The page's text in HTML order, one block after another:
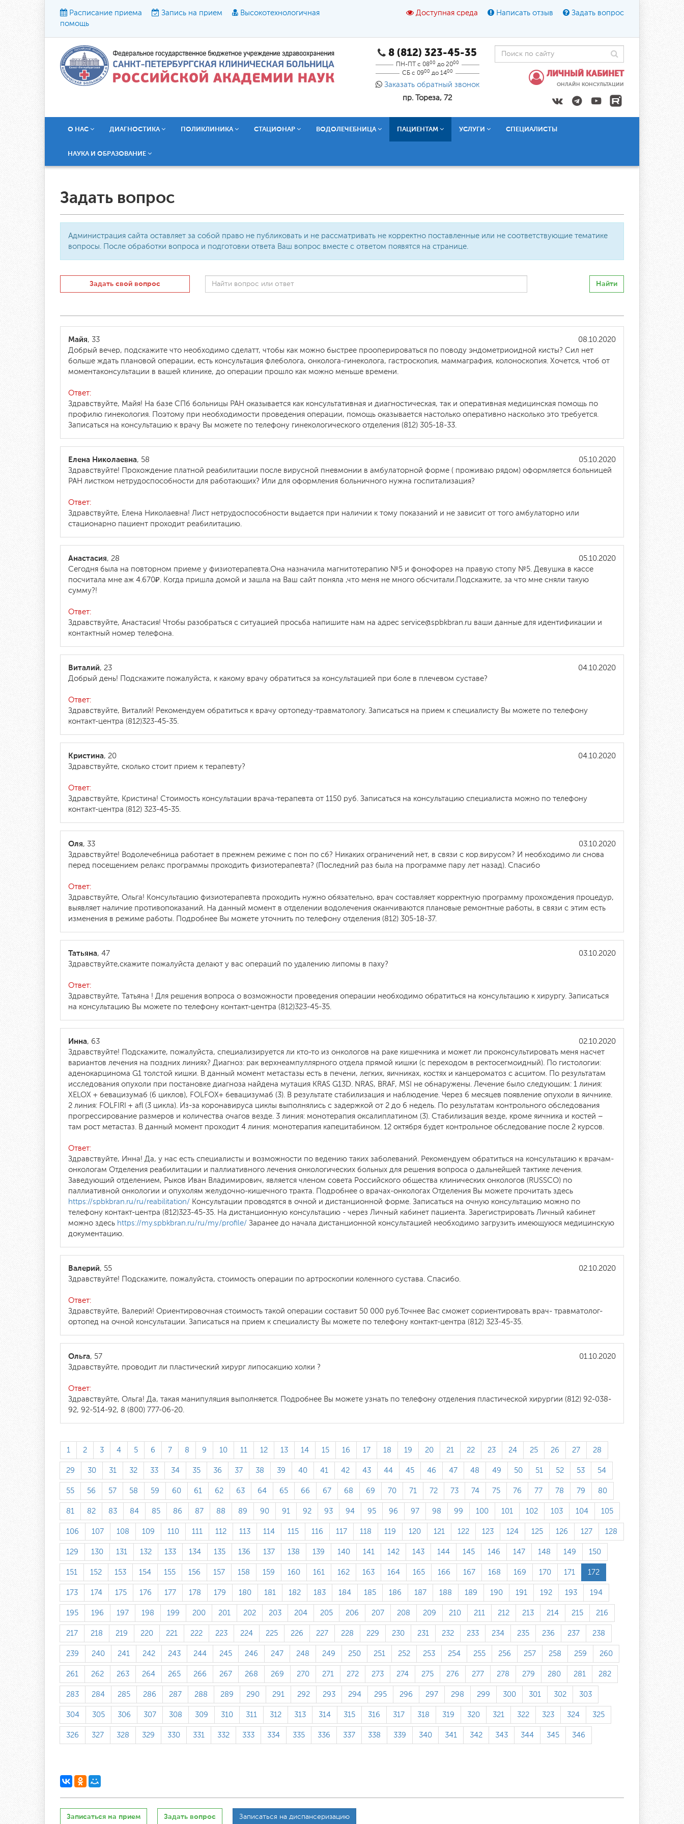
Расписание приема Запись на прием
Высокотехнологичная
помощь
Доступная среда Написать отзыв Задать вопрос
Размер шрифта: A A A
Текст: Кириллица Брайль Звук
8 (812) 323-45-35
ПН-ПТ с 0800 до 2000
СБ с 0900 до 1400
Заказать обратный звонок
пр. Тореза, 72
ЛИЧНЫЙ КАБИНЕТ
ОНЛАЙН КОНСУЛЬТАЦИИ
О НАС ДИАГНОСТИКА ПОЛИКЛИНИКА СТАЦИОНАР ВОДОЛЕЧЕБНИЦА ПАЦИЕНТАМ УСЛУГИ СПЕЦИАЛИСТЫ
НАУКА И ОБРАЗОВАНИЕ
Задать вопрос
Администрация сайта оставляет за собой право не публиковать и не рассматривать не корректно поставленные или не соответствующие тематике
вопросы. После обработки вопроса и подготовки ответа Ваш вопрос вместе с ответом появятся на странице.
Задать свой вопрос Найти
08.10.2020
Майя, 33
Добрый вечер, подскажите что необходимо сделатт, чтобы как можно быстрее прооперироваться по поводу эндометриоидной кисты? Сил нет
больше ждать плановой операции, есть консультация флеболога, онколога-гинеколога, гастроскопия, маммаграфия, колоноскопия. Хочется, чтоб от
моментаконсультации в вашей клинике, до операции прошло как можно меньше времени.
Ответ:
Здравствуйте, Майя! На базе СПб больницы РАН оказывается как консультативная и диагностическая, так и оперативная медицинская помощь по
профилю гинекология. Поэтому при необходимости проведения операции, помощь оказывается настолько оперативно насколько это требуется.
Записаться на консультацию к врачу Вы можете по телефону гинекологического отделения (812) 305-18-33.
05.10.2020
Елена Николаевна, 58
Здравствуйте! Прохождение платной реабилитации после вирусной пневмонии в амбулаторной форме ( проживаю рядом) оформляется больницей
РАН листком нетрудоспособности для работающих? Или для оформления больничного нужна госпитализация?
Ответ:
Здравствуйте, Елена Николаевна! Лист нетрудоспособности выдается при наличии к тому показаний и не зависит от того амбулаторно или
стационарно пациент проходит реабилитацию.
05.10.2020
Анастасия, 28
Сегодня была на повторном приеме у физиотерапевта.Она назначила магнитотерапию №5 и фонофорез на правую стопу №5. Девушка в кассе
посчитала мне аж 4.670₽. Когда пришла домой и зашла на Ваш сайт поняла ,что меня не много обсчитали.Подскажите, за что мне сняли такую
сумму?!
Ответ:
Здравствуйте, Анастасия! Чтобы разобраться с ситуацией просьба напишите нам на адрес service@spbkbran.ru ваши данные для идентификации и
контактный номер телефона.
04.10.2020
Виталий, 23
Добрый день! Подскажите пожалуйста, к какому врачу обратиться за консультацией при боле в плечевом суставе?
Ответ:
Здравствуйте, Виталий! Рекомендуем обратиться к врачу ортопеду-травматологу. Записаться на прием к специалисту Вы можете по телефону
контакт-центра (812)323-45-35.
04.10.2020
Кристина, 20
Здравствуйте, сколько стоит прием к терапевту?
Ответ:
Здравствуйте, Кристина! Стоимость консультации врача-терапевта от 1150 руб. Записаться на консультацию специалиста можно по телефону
контакт-центра (812) 323-45-35.
03.10.2020
Оля, 33
Здравствуйте! Водолечебница работает в прежнем режиме с пон по сб? Никаких ограничений нет, в связи с кор.вирусом? И необходимо ли снова
перед посещением релакс программы проходить физиотерапевта? (Последний раз была на программе пару лет назад). Спасибо
Ответ:
Здравствуйте, Ольга! Консультацию физиотерапевта проходить нужно обязательно, врач составляет корректную программу прохождения процедур,
выявляет наличие противопоказаний. На данный момент в отделении водолечения оканчиваются плановые ремонтные работы, в связи с этим есть
изменения в режиме работы. Подробнее Вы можете уточнить по телефону отделения (812) 305-18-37.
03.10.2020
Татьяна, 47
Здравствуйте,скажите пожалуйста делают у вас операций по удалению липомы в паху?
Ответ:
Здравствуйте, Татьяна ! Для решения вопроса о возможности проведения операции необходимо обратиться на консультацию к хирургу. Записаться
на консультацию Вы можете по телефону контакт-центра (812)323-45-35.
02.10.2020
Инна, 63
Здравствуйте! Подскажите, пожалуйста, специализируется ли кто-то из онкологов на раке кишечника и может ли проконсультировать меня насчет
вариантов лечения на поздних линиях? Диагноз: рак верхнеампуллярного отдела прямой кишки (с переходом в ректосегмоидный). По гистологии:
аденокарцинома G1 толстой кишки. В данный момент метастазы есть в печени, легких, яичниках, костях и канцероматоз с асцитом. По результатам
исследования опухоли при постановке диагноза найдена мутация KRAS G13D. NRAS, BRAF, MSI не обнаружены. Лечение было следующим: 1 линия:
XELOX + бевацизумаб (6 циклов), FOLFOX+ бевацизумаб (3). В результате стабилизация и наблюдение. Через 6 месяцев появление опухоли в яичнике.
2 линия: FOLFIRI + afl (3 цикла). Из-за коронавируса циклы выполнялись с задержкой от 2 до 6 недель. По результатам контрольного обследования
прогрессирование размеров и количества очагов везде. 3 линия: монотерапия оксалиплатином (3). Стабилизация везде, кроме яичника и костей –
там рост метастаз. В данный момент проходит 4 линия: монотерапия капецитабином. 12 октября будет контрольное обследование после 2 курсов.
Ответ:
Здравствуйте, Инна! Да, у нас есть специалисты и возможности по ведению таких заболеваний. Рекомендуем обратиться на консультацию к врачам-
онкологам Отделения реабилитации и паллиативного лечения онкологических больных для решения вопроса о дальнейшей тактике лечения.
Заведующий отделением, Рыков Иван Владимирович, является членом совета Российского общества клинических онкологов (RUSSCO) по
паллиативной онкологии и опухолям желудочно-кишечного тракта. Подробнее о врачах-онкологах Отделения Вы можете прочитать здесь
https://spbkbran.ru/ru/reabilitation/ Консультации проводятся в очной и дистанционной форме. Записаться на очную консультацию можно по
телефону контакт-центра (812)323-45-35. На дистанционную консультацию - через Личный кабинет пациента. Зарегистрировать Личный кабинет
можно здесь https://my.spbkbran.ru/ru/my/profile/ Заранее до начала дистанционной консультацией необходимо загрузить имеющуюся медицинскую
документацию.
02.10.2020
Валерий, 55
Здравствуйте! Подскажите, пожалуйста, стоимость операции по артроскопии коленного сустава. Спасибо.
Ответ:
Здравствуйте, Валерий! Ориентировочная стоимость такой операции составит 50 000 руб.Точнее Вас сможет сориентировать врач- травматолог-
ортопед на очной консультации. Записаться на прием к специалисту Вы можете по телефону контакт-центра (812) 323-45-35.
01.10.2020
Ольга, 57
Здравствуйте, проводит ли пластический хирург липосакцию холки ?
Ответ:
Здравствуйте, Ольга! Да, такая манипуляция выполняется. Подробнее Вы можете узнать по телефону отделения пластической хирургии (812) 92-038-
92, 92-514-92, 8 (800) 777-06-20.
1 2 3 4 5 6 7 8 9 10 11 12 13 14 15 16 17 18 19 20 21 22 23 24 25 26 27 28
29 30 31 32 33 34 35 36 37 38 39 40 41 42 43 44 45 46 47 48 49 50 51 52 53 54
55 56 57 58 59 60 61 62 63 64 65 66 67 68 69 70 71 72 73 74 75 76 77 78 79 80
81 82 83 84 85 86 87 88 89 90 91 92 93 94 95 96 97 98 99 100 101 102 103 104 105
106 107 108 109 110 111 112 113 114 115 116 117 118 119 120 121 122 123 124 125 126 127 128
129 130 131 132 133 134 135 136 137 138 139 140 141 142 143 144 145 146 147 148 149 150
151 152 153 154 155 156 157 158 159 160 161 162 163 164 165 166 167 168 169 170 171 172
173 174 175 176 177 178 179 180 181 182 183 184 185 186 187 188 189 190 191 192 193 194
195 196 197 198 199 200 201 202 203 204 205 206 207 208 209 210 211 212 213 214 215 216
217 218 219 220 221 222 223 224 225 226 227 228 229 230 231 232 233 234 235 236 237 238
239 240 241 242 243 244 245 246 247 248 249 250 251 252 253 254 255 256 257 258 259 260
261 262 263 264 265 266 267 268 269 270 271 272 273 274 275 276 277 278 279 280 281 282
283 284 285 286 287 288 289 290 291 292 293 294 295 296 297 298 299 300 301 302 303
304 305 306 307 308 309 310 311 312 313 314 315 316 317 318 319 320 321 322 323 324 325
326 327 328 329 330 331 332 333 334 335 336 337 338 339 340 341 342 343 344 345 346
Записаться на прием Задать вопрос Записаться на диспансеризацию